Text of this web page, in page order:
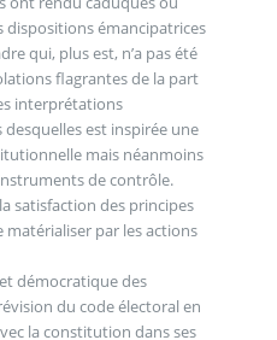
dispositions émancipatrices
qui, plus est, n’a pas été
flagrantes de la part
interprétations
est inspirée une
mais néanmoins
de contrôle.
satisfaction des principes
par les actions
démocratique des
du code électoral en
la constitution dans ses